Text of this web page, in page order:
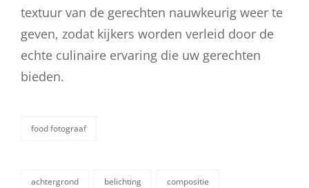
textuur van de gerechten nauwkeurig weer te
geven, zodat kijkers worden verleid door de
echte culinaire ervaring die uw gerechten
bieden.
categorieën
food fotograaf
achtergrond belichting compositie